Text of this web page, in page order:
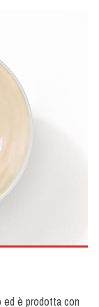
ed è prodotta con